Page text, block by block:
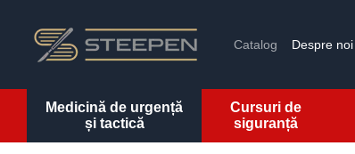
Catalog Despre noi
Medicină de urgență
și tactică
Cursuri de
siguranță